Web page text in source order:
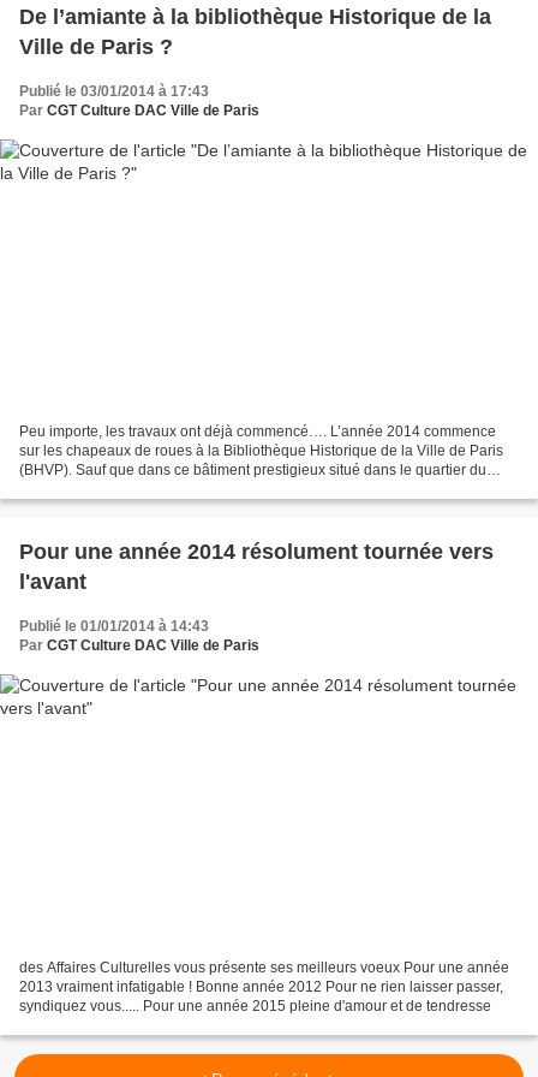
De l’amiante à la bibliothèque Historique de la
Ville de Paris ?
Publié le 03/01/2014 à 17:43
Par CGT Culture DAC Ville de Paris
Peu importe, les travaux ont déjà commencé…. L’année 2014 commence
sur les chapeaux de roues à la Bibliothèque Historique de la Ville de Paris
(BHVP). Sauf que dans ce bâtiment prestigieux situé dans le quartier du
Pour une année 2014 résolument tournée vers
l'avant
Publié le 01/01/2014 à 14:43
Par CGT Culture DAC Ville de Paris
des Affaires Culturelles vous présente ses meilleurs voeux Pour une année
2013 vraiment infatigable ! Bonne année 2012 Pour ne rien laisser passer,
syndiquez vous..... Pour une année 2015 pleine d'amour et de tendresse